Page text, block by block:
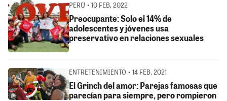
PERÚ • 10 FEB, 2022
Preocupante: Solo el 14% de
adolescentes y jóvenes usa
preservativo en relaciones sexuales
ENTRETENIMIENTO • 14 FEB, 2021
El Grinch del amor: Parejas famosas que
parecían para siempre, pero rompieron